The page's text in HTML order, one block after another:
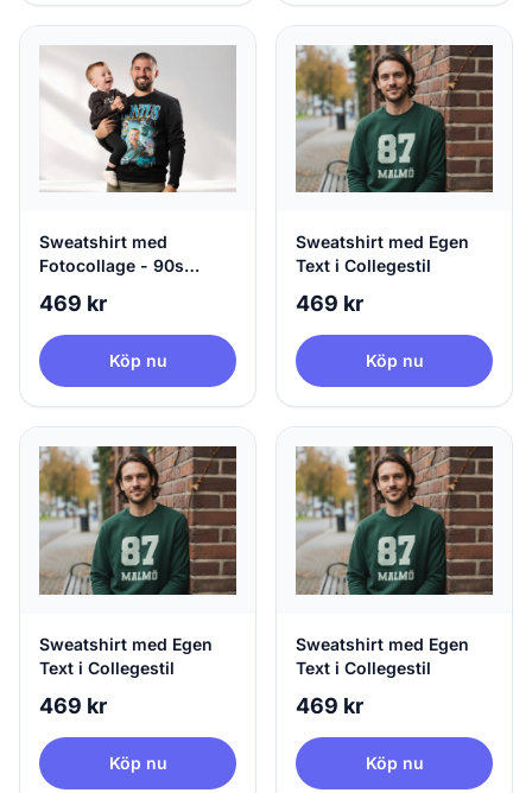
Sweatshirt med
Fotocollage - 90s
469 kr
Köp nu
Sweatshirt med Egen
Text i Collegestil
469 kr
Köp nu
Sweatshirt med Egen
Text i Collegestil
469 kr
Köp nu
Sweatshirt med Egen
Text i Collegestil
469 kr
Köp nu